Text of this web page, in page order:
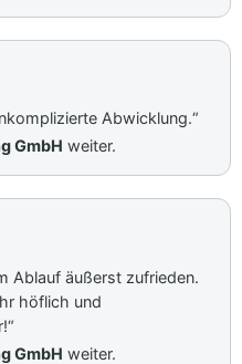
Abwicklung.“
GmbH weiter.
Ablauf äußerst zufrieden.
höflich und
GmbH weiter.